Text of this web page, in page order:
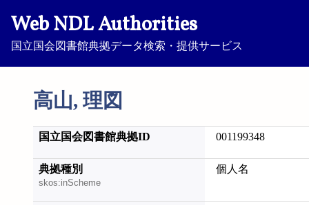
Web NDL Authorities
国立国会図書館典拠データ検索・提供サービス
高山, 理図
国立国会図書館典拠ID 001199348
典拠種別
skos:inScheme
個人名